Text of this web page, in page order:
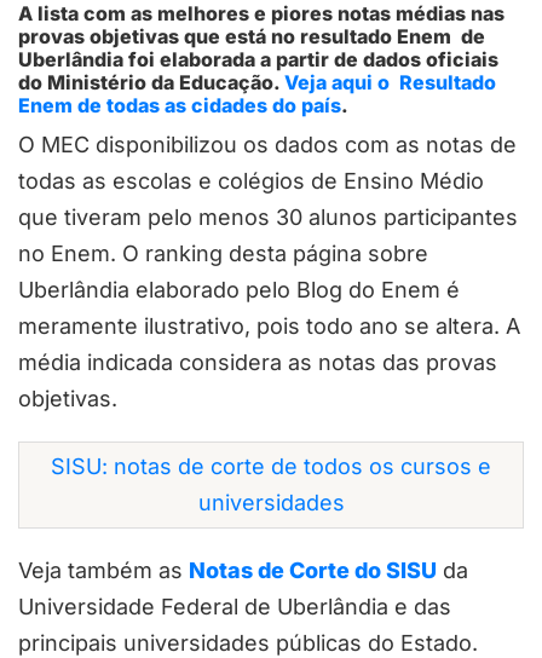
A lista com as melhores e piores notas médias nas
provas objetivas que está no resultado Enem de
Uberlândia foi elaborada a partir de dados oficiais
do Ministério da Educação. Veja aqui o Resultado
Enem de todas as cidades do país.
O MEC disponibilizou os dados com as notas de
todas as escolas e colégios de Ensino Médio
que tiveram pelo menos 30 alunos participantes
no Enem. O ranking desta página sobre
Uberlândia elaborado pelo Blog do Enem é
meramente ilustrativo, pois todo ano se altera. A
média indicada considera as notas das provas
objetivas.
SISU: notas de corte de todos os cursos e
universidades
Veja também as Notas de Corte do SISU da
Universidade Federal de Uberlândia e das
principais universidades públicas do Estado.